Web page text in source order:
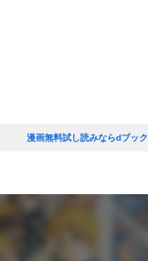
漫画無料試し読みならdブック